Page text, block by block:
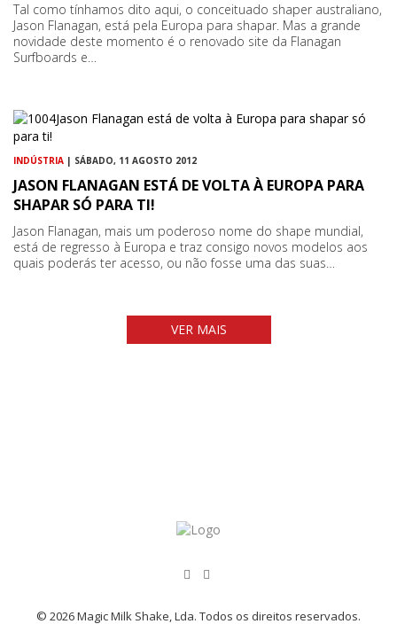
Tal como tínhamos dito aqui, o conceituado shaper australiano,
Jason Flanagan, está pela Europa para shapar. Mas a grande
novidade deste momento é o renovado site da Flanagan
Surfboards e…
INDÚSTRIA | SÁBADO, 11 AGOSTO 2012
JASON FLANAGAN ESTÁ DE VOLTA À EUROPA PARA
SHAPAR SÓ PARA TI!
Jason Flanagan, mais um poderoso nome do shape mundial,
está de regresso à Europa e traz consigo novos modelos aos
quais poderás ter acesso, ou não fosse uma das suas…
VER MAIS
© 2026 Magic Milk Shake, Lda. Todos os direitos reservados.